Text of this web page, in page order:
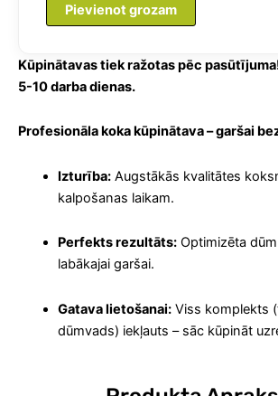
ģenerātoru
L
bez
daudzums
Pievienot grozam
Kūpinātavas tiek ražotas pēc
5-10 darba dienas.
Profesionāla koka kūpinātava – garšai
Izturība:Augstākās kvalitātes
kalpošanas laikam.
Perfekts rezultāts:Optimizēta
labākajai garšai.
Gatava lietošanai:Viss komplekts
dūmvads) iekļauts – sāc kūpināt